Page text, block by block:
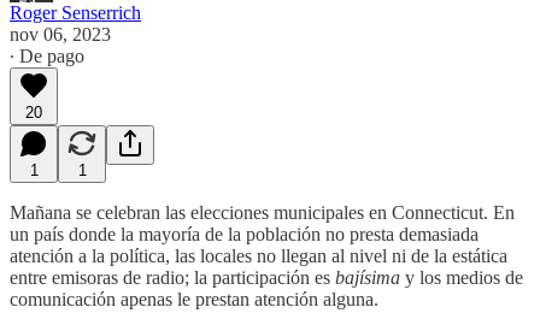
Roger Senserrich
nov 06, 2023
∙ De pago
20
1 1
Mañana se celebran las elecciones municipales en Connecticut. En
un país donde la mayoría de la población no presta demasiada
atención a la política, las locales no llegan al nivel ni de la estática
entre emisoras de radio; la participación es bajísima y los medios de
comunicación apenas le prestan atención alguna.